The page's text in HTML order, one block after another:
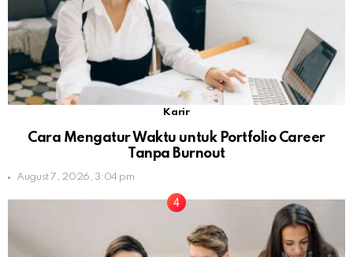
Karir
Cara Mengatur Waktu untuk Portfolio Career
Tanpa Burnout
August 7, 2026, 3:04 pm